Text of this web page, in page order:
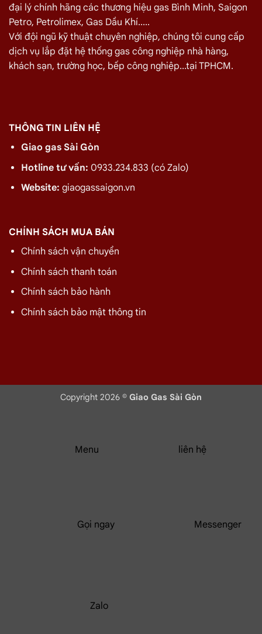
đại lý chính hãng các thương hiệu gas Bình Minh, Saigon
Petro, Petrolimex, Gas Dầu Khí.....
Với đội ngũ kỹ thuật chuyên nghiệp, chúng tôi cung cấp
dịch vụ lắp đặt hệ thống gas công nghiệp nhà hàng,
khách sạn, trường học, bếp công nghiệp...tại TPHCM.
THÔNG TIN LIÊN HỆ
Giao gas Sài Gòn
Hotline tư vấn: 0933.234.833 (có Zalo)
Website: giaogassaigon.vn
CHÍNH SÁCH MUA BÁN
Chính sách vận chuyển
Chính sách thanh toán
Chính sách bảo hành
Chính sách bảo mật thông tin
Copyright 2026 © Giao Gas Sài Gòn
Menu liên hệ
Gọi ngay Messenger
Zalo